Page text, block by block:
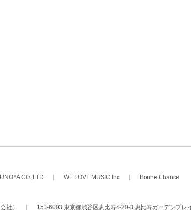
CO.,LTD. ｜ WE LOVE MUSIC Inc. ｜ Bonne Chance
社） ｜ 150-6003 東京都渋谷区恵比寿4-20-3 恵比寿ガーデンプレ